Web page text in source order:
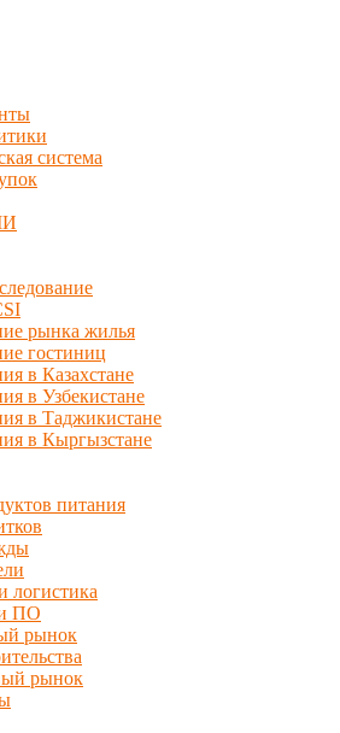
система
рынка жилья
гостиниц
в Казахстане
в Узбекистане
в Таджикистане
в Кыргызстане
питания
логистика
ПО
рынок
рынок